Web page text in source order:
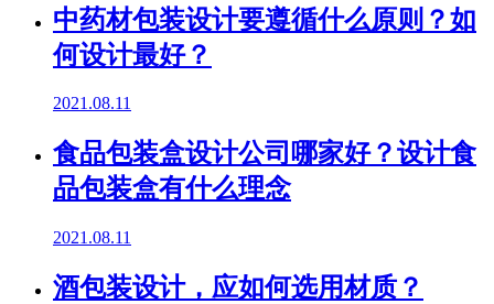
中药材包装设计要遵循什么原则？如
何设计最好？
2021.08.11
食品包装盒设计公司哪家好？设计食
品包装盒有什么理念
2021.08.11
酒包装设计，应如何选用材质？